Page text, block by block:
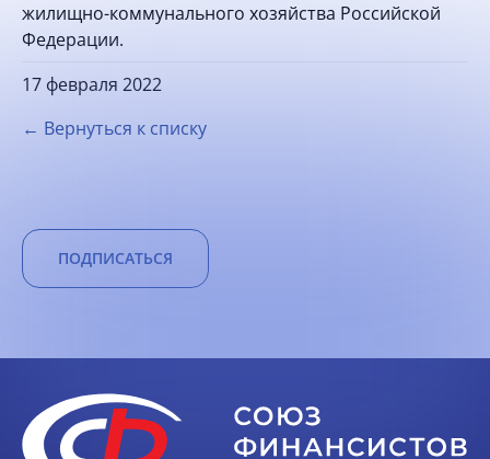
жилищно-коммунального хозяйства Российской
Федерации.
17 февраля 2022
← Вернуться к списку
ПОДПИСАТЬСЯ